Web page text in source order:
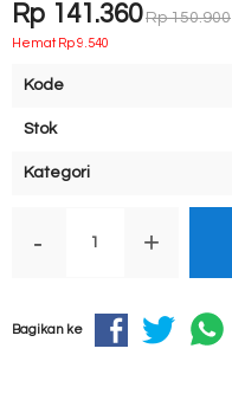
Rp 141.360 Rp 150.900
Hemat Rp 9.540
Kode
Stok
Kategori
- +
Bagikan ke